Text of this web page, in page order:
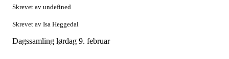
Skrevet av undefined
Skrevet av Isa Heggedal
Dagssamling lørdag 9. februar